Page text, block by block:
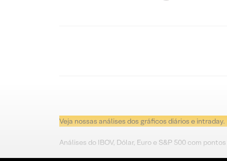
Veja nossas análises dos gráficos diários e intraday.
Análises do IBOV, Dólar, Euro e S&P 500 com